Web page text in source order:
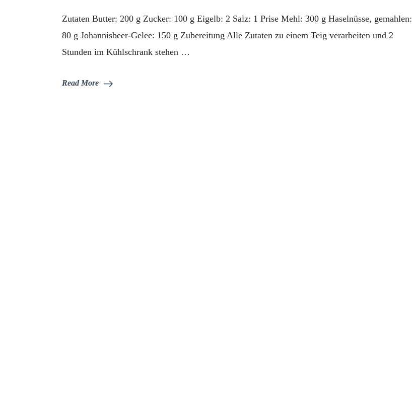
mit
Marmelade
Zutaten Butter: 200 g Zucker: 100 g Eigelb: 2 Salz: 1 Prise Mehl: 300 g Haselnüsse, gemahlen:
80 g Johannisbeer-Gelee: 150 g Zubereitung Alle Zutaten zu einem Teig verarbeiten und 2
Stunden im Kühlschrank stehen …
Read More